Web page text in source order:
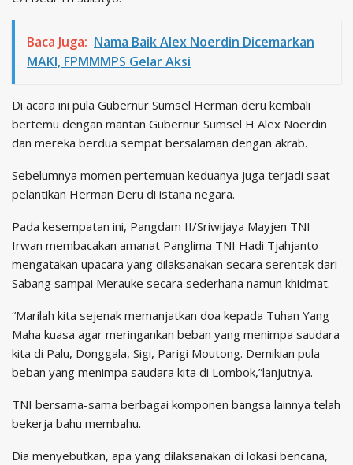
Baca Juga: Nama Baik Alex Noerdin Dicemarkan
MAKI, FPMMMPS Gelar Aksi
Di acara ini pula Gubernur Sumsel Herman deru kembali
bertemu dengan mantan Gubernur Sumsel H Alex Noerdin
dan mereka berdua sempat bersalaman dengan akrab.
Sebelumnya momen pertemuan keduanya juga terjadi saat
pelantikan Herman Deru di istana negara.
Pada kesempatan ini, Pangdam II/Sriwijaya Mayjen TNI
Irwan membacakan amanat Panglima TNI Hadi Tjahjanto
mengatakan upacara yang dilaksanakan secara serentak dari
Sabang sampai Merauke secara sederhana namun khidmat.
“Marilah kita sejenak memanjatkan doa kepada Tuhan Yang
Maha kuasa agar meringankan beban yang menimpa saudara
kita di Palu, Donggala, Sigi, Parigi Moutong. Demikian pula
beban yang menimpa saudara kita di Lombok,”lanjutnya.
TNI bersama-sama berbagai komponen bangsa lainnya telah
bekerja bahu membahu.
Dia menyebutkan, apa yang dilaksanakan di lokasi bencana,